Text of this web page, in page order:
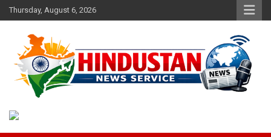
Skip
to
Thursday, August 6, 2026
Hindustan News Service